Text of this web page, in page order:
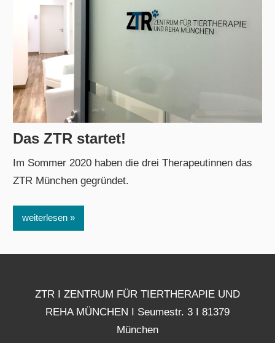
2. Januar 2021
admin
Das ZTR startet!
Im Sommer 2020 haben die drei Therapeutinnen das
ZTR München gegründet.
weiterlesen
ZTR I ZENTRUM FÜR TIERTHERAPIE UND
REHA MÜNCHEN I Seumestr. 3 I 81379
München